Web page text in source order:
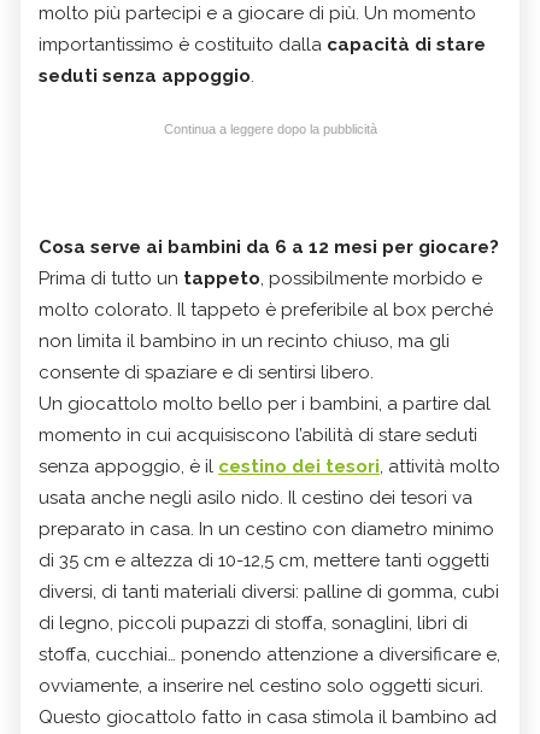
molto più partecipi e a giocare di più. Un momento
importantissimo è costituito dalla capacità di stare
seduti senza appoggio.
Continua a leggere dopo la pubblicità
Cosa serve ai bambini da 6 a 12 mesi per giocare?
Prima di tutto un tappeto, possibilmente morbido e
molto colorato. Il tappeto è preferibile al box perché
non limita il bambino in un recinto chiuso, ma gli
consente di spaziare e di sentirsi libero.
Un giocattolo molto bello per i bambini, a partire dal
momento in cui acquisiscono l’abilità di stare seduti
senza appoggio, è il cestino dei tesori, attività molto
usata anche negli asilo nido. Il cestino dei tesori va
preparato in casa. In un cestino con diametro minimo
di 35 cm e altezza di 10-12,5 cm, mettere tanti oggetti
diversi, di tanti materiali diversi: palline di gomma, cubi
di legno, piccoli pupazzi di stoffa, sonaglini, libri di
stoffa, cucchiai… ponendo attenzione a diversificare e,
ovviamente, a inserire nel cestino solo oggetti sicuri.
Questo giocattolo fatto in casa stimola il bambino ad